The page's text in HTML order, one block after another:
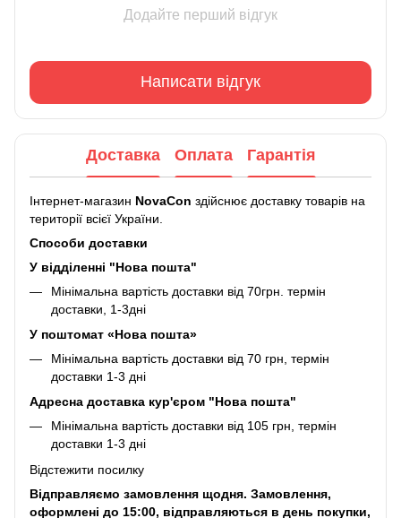
Додайте перший відгук
Написати відгук
Доставка Оплата Гарантія
Інтернет-магазин NovaCon здійснює доставку товарів на
території всієї України.
Способи доставки
У відділенні "Нова пошта"
Мінімальна вартість доставки від 70грн. термін
доставки, 1-3дні
У поштомат «Нова пошта»
Мінімальна вартість доставки від 70 грн, термін
доставки 1-3 дні
Адресна доставка кур'єром "Нова пошта"
Мінімальна вартість доставки від 105 грн, термін
доставки 1-3 дні
Відстежити посилку
Відправляємо замовлення щодня. Замовлення,
оформлені до 15:00, відправляються в день покупки,